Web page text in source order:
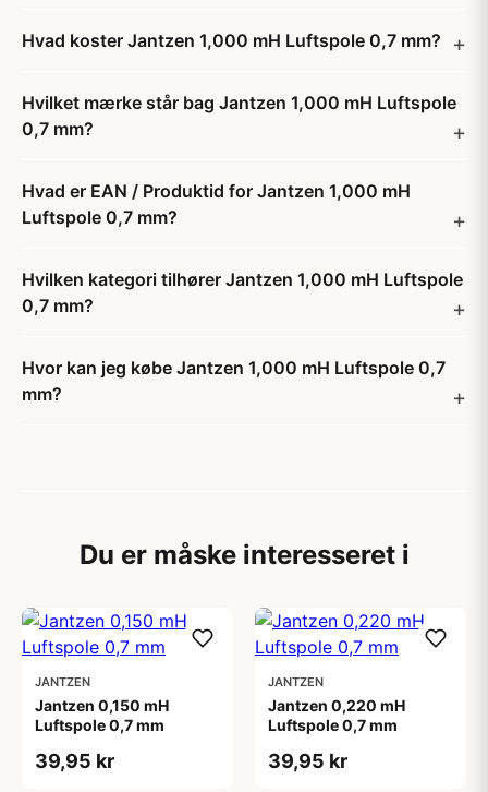
Hvad koster Jantzen 1,000 mH Luftspole 0,7 mm?
Hvilket mærke står bag Jantzen 1,000 mH Luftspole
0,7 mm?
Hvad er EAN / Produktid for Jantzen 1,000 mH
Luftspole 0,7 mm?
Hvilken kategori tilhører Jantzen 1,000 mH Luftspole
0,7 mm?
Hvor kan jeg købe Jantzen 1,000 mH Luftspole 0,7
mm?
Du er måske interesseret i
JANTZEN
Jantzen 0,150 mH
Luftspole 0,7 mm
39,95 kr
JANTZEN
Jantzen 0,220 mH
Luftspole 0,7 mm
39,95 kr